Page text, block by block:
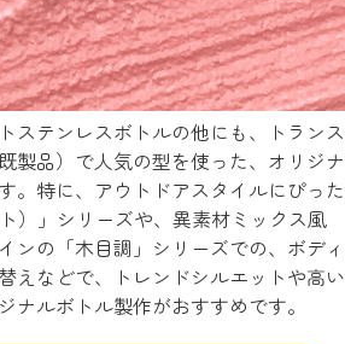
ステンレスボトルの他にも、トランス
製品）で人気の型を使った、オリジナ
。特に、アウトドアスタイルにぴった
）」シリーズや、異素材ミックス風
ンの「木目調」シリーズでの、ボディ
えなどで、トレンドシルエットや高い
ナルボトル製作がおすすめです。